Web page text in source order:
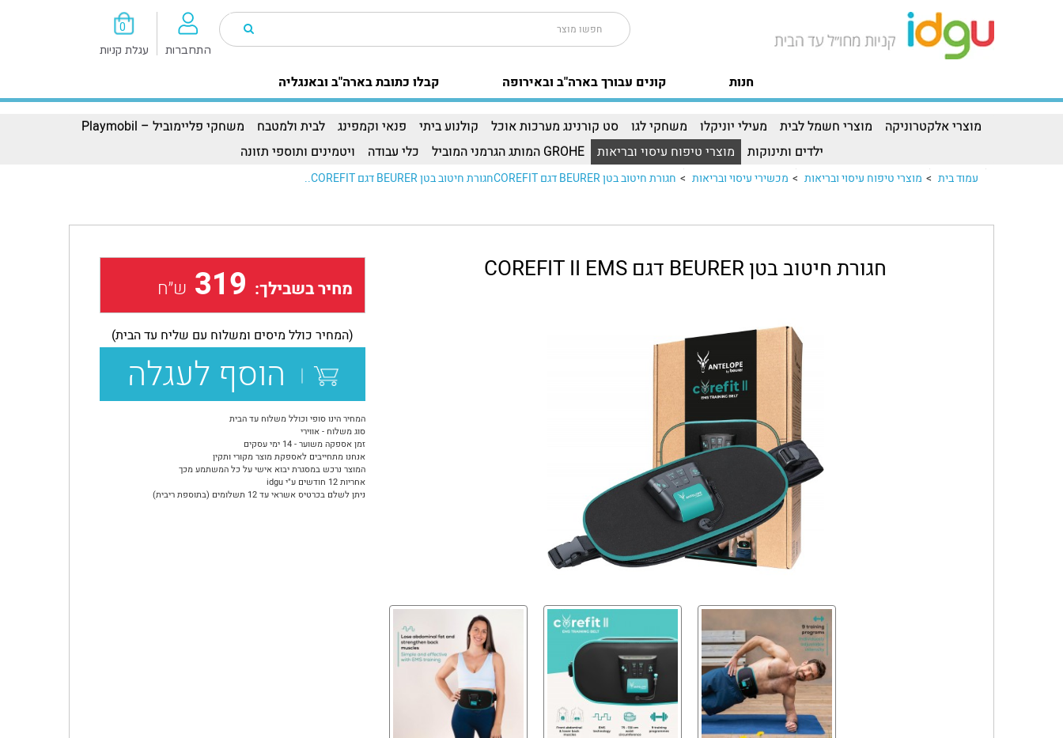
0
עגלת קניות התחברות
קבלו כתובת בארה"ב ובאנגליה קונים עבורך בארה"ב ובאירופה חנות
מוצרי אלקטרוניקה מוצרי חשמל לבית מעילי יוניקלו משחקי לגו סט קורנינג מערכות אוכל קולנוע ביתי פנאי וקמפינג לבית ולמטבח
משחקי פליימוביל – Playmobil
ילדים ותינוקות
מוצרי טיפוח עיסוי ובריאות GROHE המותג הגרמני המוביל כלי עבודה ויטמינים ותוספי תזונה
עמוד בית > מוצרי טיפוח עיסוי ובריאות > מכשירי עיסוי ובריאות > חגורת חיטוב בטן BEURER דגם COREFITחגורת חיטוב בטן BEURER דגם COREFIT..
חגורת חיטוב בטן BEURER דגם COREFIT II EMS
מחיר בשבילך: 319 ש״ח
(המחיר כולל מיסים ומשלוח עם שליח עד הבית)
הוסף לעגלה
המחיר הינו סופי וכולל משלוח עד הבית
סוג משלוח - אווירי
זמן אספקה משוער - 14 ימי עסקים
אנחנו מתחייבים לאספקת מוצר מקורי ותקין
המוצר נרכש במסגרת יבוא אישי על כל המשתמע מכך
אחריות 12 חודשים ע"י idgu
ניתן לשלם בכרטיס אשראי עד 12 תשלומים (בתוספת ריבית)